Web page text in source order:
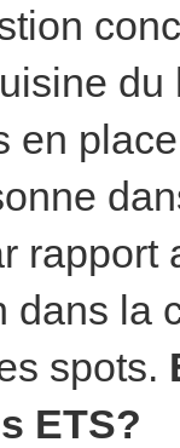
en
rapport
dans la
spots.
ETS?